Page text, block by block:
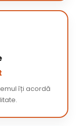
îți acordă